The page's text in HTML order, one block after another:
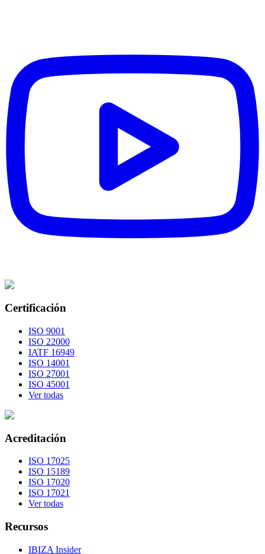
Certificación
ISO 9001
ISO 22000
IATF 16949
ISO 14001
ISO 27001
ISO 45001
Ver todas
Acreditación
ISO 17025
ISO 15189
ISO 17020
ISO 17021
Ver todas
Recursos
IBIZA Insider